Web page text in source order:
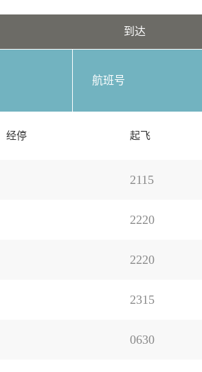
到达
航班号
经停 起飞
2115
2220
2220
2315
0630